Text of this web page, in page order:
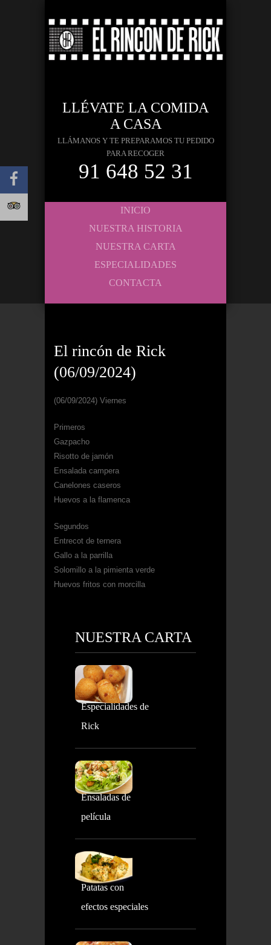
LLÉVATE LA COMIDA
A CASA
LLÁMANOS Y TE PREPARAMOS TU PEDIDO
PARA RECOGER
91 648 52 31
INICIO
NUESTRA HISTORIA
NUESTRA CARTA
ESPECIALIDADES
CONTACTA
El rincón de Rick
(06/09/2024)
(06/09/2024) Viernes
Primeros
Gazpacho
Risotto de jamón
Ensalada campera
Canelones caseros
Huevos a la flamenca
Segundos
Entrecot de ternera
Gallo a la parrilla
Solomillo a la pimienta verde
Huevos fritos con morcilla
NUESTRA CARTA
Especialidades de
Rick
Ensaladas de
película
Patatas con
efectos especiales